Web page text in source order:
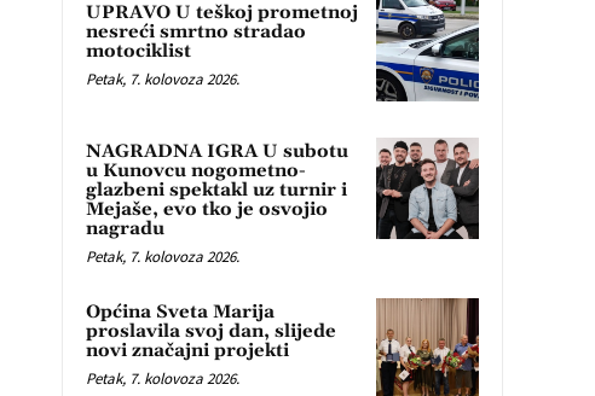
UPRAVO U teškoj prometnoj
nesreći smrtno stradao
motociklist
Petak, 7. kolovoza 2026.
NAGRADNA IGRA U subotu
u Kunovcu nogometno-
glazbeni spektakl uz turnir i
Mejaše, evo tko je osvojio
nagradu
Petak, 7. kolovoza 2026.
Općina Sveta Marija
proslavila svoj dan, slijede
novi značajni projekti
Petak, 7. kolovoza 2026.